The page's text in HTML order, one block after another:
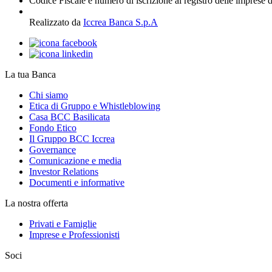
Realizzato da Iccrea Banca S.p.A
La tua Banca
Chi siamo
Etica di Gruppo e Whistleblowing
Casa BCC Basilicata
Fondo Etico
Il Gruppo BCC Iccrea
Governance
Comunicazione e media
Investor Relations
Documenti e informative
La nostra offerta
Privati e Famiglie
Imprese e Professionisti
Soci